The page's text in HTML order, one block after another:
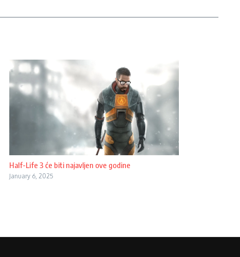
Half-Life 3 će biti najavljen ove godine
January 6, 2025